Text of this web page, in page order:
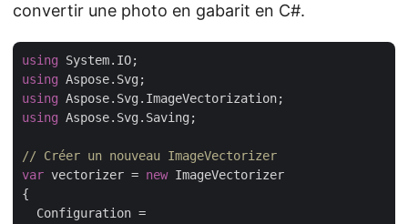
convertir une photo en gabarit en C#.
using
using
using
using Aspose.Svg.Saving;
// Créer un nouveau ImageVectorizer
var vectorizer = new ImageVectorizer
{
  Configuration =